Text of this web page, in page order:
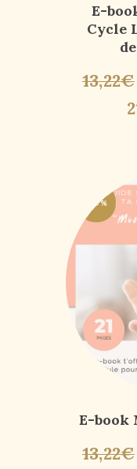
E-
Cycle
13,22€
-50%
E-book
13,22€